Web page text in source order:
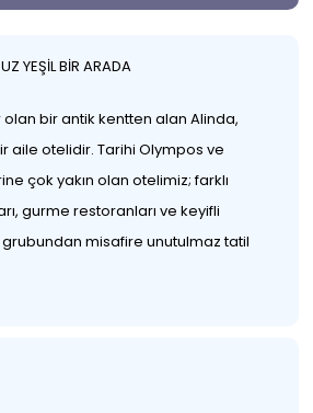
YEŞİL BİR ARADA
olan bir antik kentten alan Alinda,
bir aile otelidir. Tarihi Olympos ve
çok yakın olan otelimiz; farklı
gurme restoranları ve keyifli
misafire unutulmaz tatil